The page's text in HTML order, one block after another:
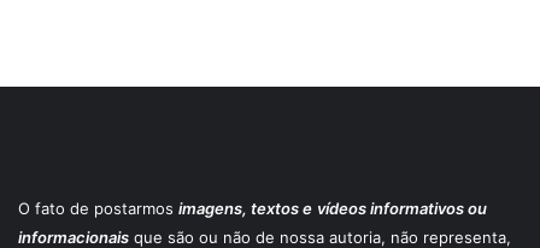
O fato de postarmos imagens, textos e vídeos informativos ou
informacionais que são ou não de nossa autoria, não representa,